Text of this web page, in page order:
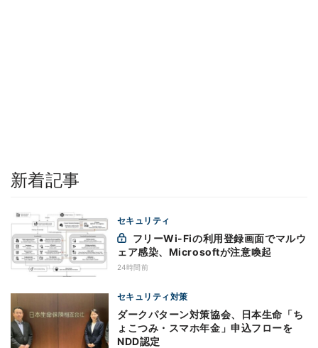
新着記事
セキュリティ
ェア感染、Microsoftが注意喚起
24時間前
セキュリティ対策
ダークパターン対策協会、日本生命「ち
ょこつみ・スマホ年金」申込フローを
NDD認定